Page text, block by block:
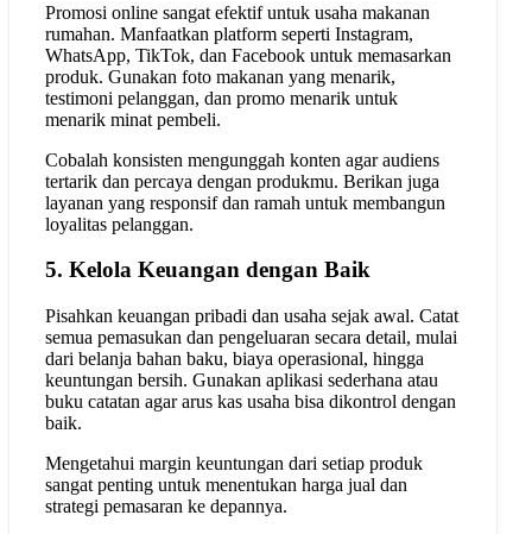
Promosi online sangat efektif untuk usaha makanan
rumahan. Manfaatkan platform seperti Instagram,
WhatsApp, TikTok, dan Facebook untuk memasarkan
produk. Gunakan foto makanan yang menarik,
testimoni pelanggan, dan promo menarik untuk
menarik minat pembeli.
Cobalah konsisten mengunggah konten agar audiens
tertarik dan percaya dengan produkmu. Berikan juga
layanan yang responsif dan ramah untuk membangun
loyalitas pelanggan.
5. Kelola Keuangan dengan Baik
Pisahkan keuangan pribadi dan usaha sejak awal. Catat
semua pemasukan dan pengeluaran secara detail, mulai
dari belanja bahan baku, biaya operasional, hingga
keuntungan bersih. Gunakan aplikasi sederhana atau
buku catatan agar arus kas usaha bisa dikontrol dengan
baik.
Mengetahui margin keuntungan dari setiap produk
sangat penting untuk menentukan harga jual dan
strategi pemasaran ke depannya.